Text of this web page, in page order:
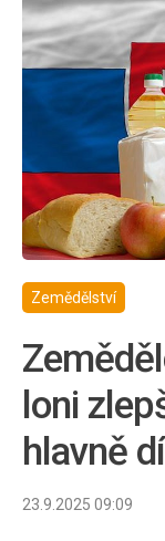
Zemědělství
loni
hlavně
23.9.2025 09:09